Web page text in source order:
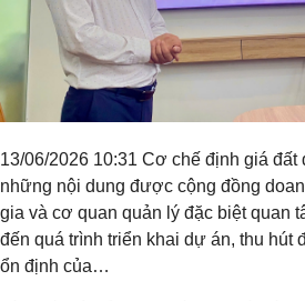
13/06/2026 10:31 Cơ chế định giá đất
những nội dung được cộng đồng
gia và cơ quan quản lý đặc biệt quan
đến quá trình triển khai dự án, thu hút
ổn định của…